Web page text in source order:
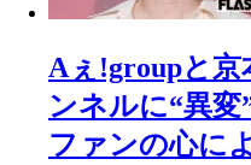
Aぇ!groupと京
ンネルに“異
ファンの心に